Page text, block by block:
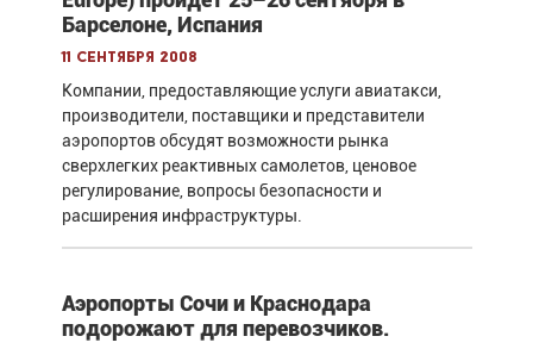
Барселоне, Испания
11 сентября 2008
Компании, предоставляющие услуги авиатакси,
производители, поставщики и представители
аэропортов обсудят возможности рынка
сверхлегких реактивных самолетов, ценовое
регулирование, вопросы безопасности и
расширения инфраструктуры.
Аэропорты Сочи и Краснодара
подорожают для перевозчиков.